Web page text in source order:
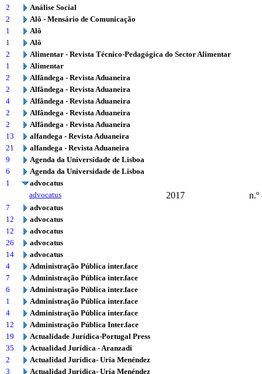
2
Análise Social
2
Alô - Mensário de Comunicação
1
Alô
1
Alô
2
Alimentar - Revista Técnico-Pedagógica do Sector Alimentar
1
Alimentar
2
Alfândega - Revista Aduaneira
2
Alfândega - Revista Aduaneira
4
Alfândega - Revista Aduaneira
2
Alfândega - Revista Aduaneira
2
Alfândega - Revista Aduaneira
13
alfandega - Revista Aduaneira
21
alfandega - Revista Aduaneira
9
Agenda da Universidade de Lisboa
6
Agenda da Universidade de Lisboa
1
advocatus
advocatus
2017 n.º
7
advocatus
12
advocatus
12
advocatus
26
advocatus
14
advocatus
4
Administração Pública inter.face
7
Administração Pública inter.face
6
Administração Pública inter.face
1
Administração Pública inter.face
4
Administração Pública inter.face
12
Administração Pública Inter.face
19
Actualidade Jurídica-Portugal Press
35
Actualidad Jurídica - Aranzadi
2
Actualidad Jurídica- Uría Menéndez
3
Actualidad Jurídica- Uría Menéndez